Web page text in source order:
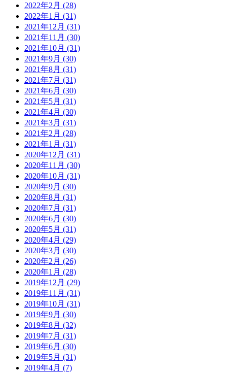
2022年2月 (28)
2022年1月 (31)
2021年12月 (31)
2021年11月 (30)
2021年10月 (31)
2021年9月 (30)
2021年8月 (31)
2021年7月 (31)
2021年6月 (30)
2021年5月 (31)
2021年4月 (30)
2021年3月 (31)
2021年2月 (28)
2021年1月 (31)
2020年12月 (31)
2020年11月 (30)
2020年10月 (31)
2020年9月 (30)
2020年8月 (31)
2020年7月 (31)
2020年6月 (30)
2020年5月 (31)
2020年4月 (29)
2020年3月 (30)
2020年2月 (26)
2020年1月 (28)
2019年12月 (29)
2019年11月 (31)
2019年10月 (31)
2019年9月 (30)
2019年8月 (32)
2019年7月 (31)
2019年6月 (30)
2019年5月 (31)
2019年4月 (7)